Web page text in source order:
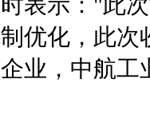
优化，此
业，中航